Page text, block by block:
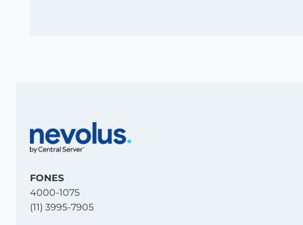
FONES
4000-1075
(11) 3995-7905